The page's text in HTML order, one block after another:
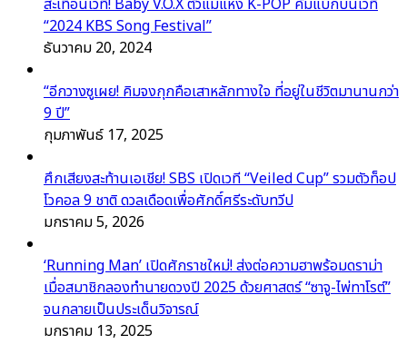
สะเทือนเวที! Baby V.O.X ตัวแม่แห่ง K-POP คัมแบ็กบนเวที
“2024 KBS Song Festival”
ธันวาคม 20, 2024
“อีกวางซูเผย! คิมจงกุกคือเสาหลักทางใจ ที่อยู่ในชีวิตมานานกว่า
9 ปี”
กุมภาพันธ์ 17, 2025
ศึกเสียงสะท้านเอเชีย! SBS เปิดเวที “Veiled Cup” รวมตัวท็อป
โวคอล 9 ชาติ ดวลเดือดเพื่อศักดิ์ศรีระดับทวีป
มกราคม 5, 2026
‘Running Man’ เปิดศักราชใหม่! ส่งต่อความฮาพร้อมดราม่า
เมื่อสมาชิกลองทำนายดวงปี 2025 ด้วยศาสตร์ “ซาจู-ไพ่ทาโรต์”
จนกลายเป็นประเด็นวิจารณ์
มกราคม 13, 2025